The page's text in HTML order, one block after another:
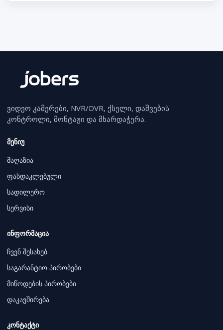
ვიდეო კამერები, NVR/DVR, ქსელი, დაშვების
კონტროლი, მონტაჟი და მხარდაჭერა.
მენიუ
მაღაზია
ფასდაკლებული
სადილერო
სერვისი
ინფორმაცია
ჩვენ შესახებ
საგარანტიო პირობები
მიწოდების პირობები
დაკავშირება
კონტაქტი